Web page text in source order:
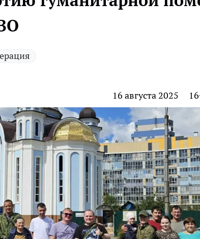
16 августа 2025